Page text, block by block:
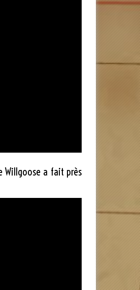
Willgoose a fait près